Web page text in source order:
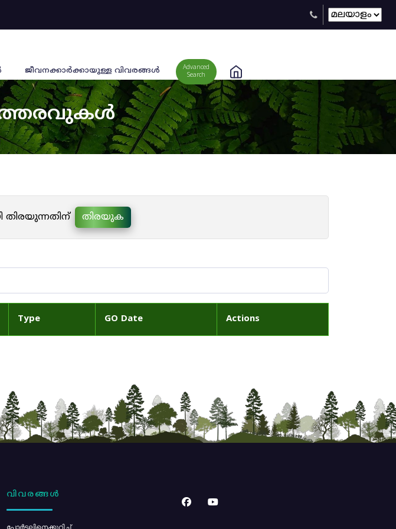
ജീവനക്കാര്‍ക്കായുള്ള വിവരങ്ങള്‍
Advanced
Search
തിരയുന്നതിന് തിരയുക
Type GO Date Actions
വിവരങ്ങൾ
പോര്‍ട്ടലിനെക്കുറിച്ച്